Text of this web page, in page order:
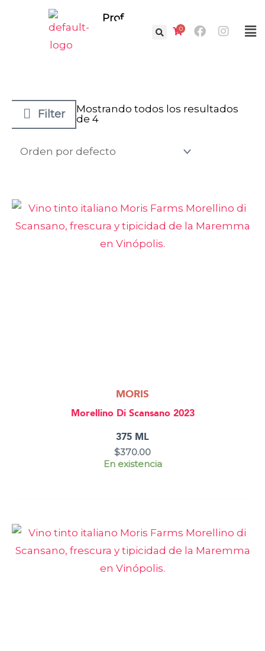
contenido
Prof.
0 Facebook
Filter
Mostrando todos los resultados
de 4
MORIS
Morellino Di Scansano 2023
375 ML
$370.00
En existencia